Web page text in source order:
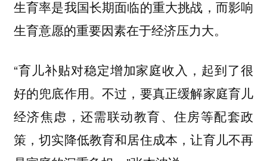
生育率是我国长期面临的重大挑战，而影响
生育意愿的重要因素在于经济压力大。
“育儿补贴对稳定增加家庭收入，起到了很
好的兜底作用。不过，要真正缓解家庭育儿
经济焦虑，还需联动教育、住房等配套政
策，切实降低教育和居住成本，让育儿不再